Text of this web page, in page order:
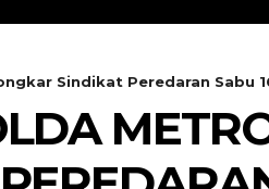
Sindikat Peredaran Sabu